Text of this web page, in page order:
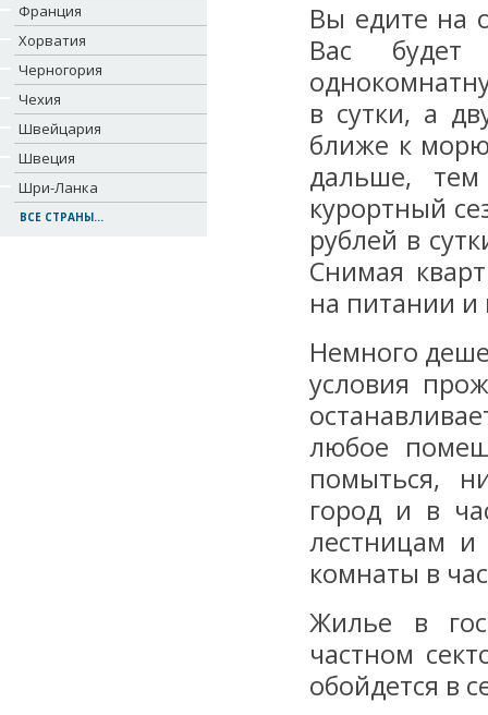
Франция
Хорватия
Черногория
Чехия
Швейцария
Швеция
Шри-Ланка
ВСЕ СТРАНЫ...
Вы едите на
Вас
в сутки, а
ближе к
дальше,
курортный
рублей в
Снимая
на питании и
Немного
условия
любое
помыться,
город и в
лестницам и
комнаты в
Жилье в
частном
обойдется в